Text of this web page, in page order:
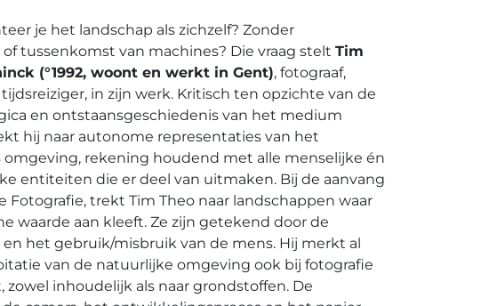
je het landschap als zichzelf? Zonder
tussenkomst van machines? Die vraag stelt Tim
(°1992, woont en werkt in Gent), fotograaf,
in zijn werk. Kritisch ten opzichte van de
en ontstaansgeschiedenis van het medium
hij naar autonome representaties van het
omgeving, rekening houdend met alle menselijke én
entiteiten die er deel van uitmaken. Bij de aanvang
Fotografie, trekt Tim Theo naar landschappen waar
waarde aan kleeft. Ze zijn getekend door de
het gebruik/misbruik van de mens. Hij merkt al
van de natuurlijke omgeving ook bij fotografie
zowel inhoudelijk als naar grondstoffen. De